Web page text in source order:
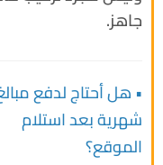
جاهز.
• هل أحتاج لدفع
شهرية بعد استلام
الموقع؟